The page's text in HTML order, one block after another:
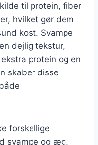
til protein, fiber
hvilket gør dem
kost. Svampe
dejlig tekstur,
protein og en
skaber disse
forskellige
svampe og æg,